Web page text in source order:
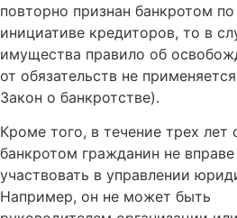
повторно признан банкротом по
инициативе кредиторов, то в
имущества правило об
от обязательств не
Закон о банкротстве).
Кроме того, в течение трех лет
банкротом гражданин не вправе
участвовать в управлении
Например, он не может быть